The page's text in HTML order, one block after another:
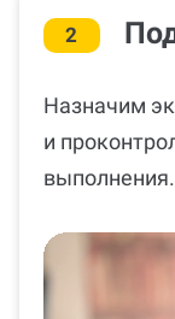
2
Назначим
и
выполнения.